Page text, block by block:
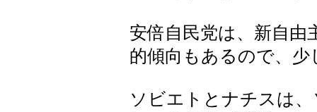
安倍自民党は、新自由
的傾向もあるので、少
ソビエトとナチスは